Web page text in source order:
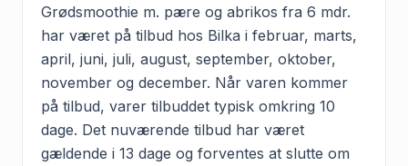
Grødsmoothie m. pære og abrikos fra 6 mdr.
har været på tilbud hos Bilka i februar, marts,
april, juni, juli, august, september, oktober,
november og december. Når varen kommer
på tilbud, varer tilbuddet typisk omkring 10
dage. Det nuværende tilbud har været
gældende i 13 dage og forventes at slutte om